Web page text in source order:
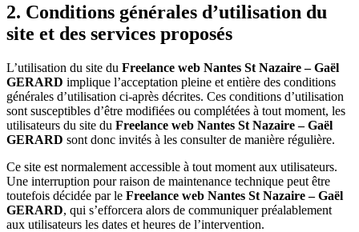
2. Conditions générales d’utilisation du
site et des services proposés
L’utilisation du site du Freelance web Nantes St Nazaire – Gaël
GERARD implique l’acceptation pleine et entière des conditions
générales d’utilisation ci-après décrites. Ces conditions d’utilisation
sont susceptibles d’être modifiées ou complétées à tout moment, les
utilisateurs du site du Freelance web Nantes St Nazaire – Gaël
GERARD sont donc invités à les consulter de manière régulière.
Ce site est normalement accessible à tout moment aux utilisateurs.
Une interruption pour raison de maintenance technique peut être
toutefois décidée par le Freelance web Nantes St Nazaire – Gaël
GERARD, qui s’efforcera alors de communiquer préalablement
aux utilisateurs les dates et heures de l’intervention.